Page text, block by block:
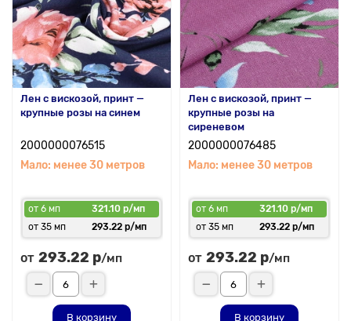
Лен с вискозой, принт —
крупные розы на синем
2000000076515
Мало: менее 30 метров
от 6 мп
321.10 р/мп
от 35 мп
293.22 р/мп
от 293.22 р/мп
В корзину
Лен с вискозой, принт —
крупные розы на
сиреневом
2000000076485
Мало: менее 30 метров
от 6 мп
321.10 р/мп
от 35 мп
293.22 р/мп
от 293.22 р/мп
В корзину